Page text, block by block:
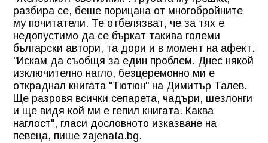
разбира се, беше порицана от многобройните
му почитатели. Те отбелязват, че за тях е
недопустимо да се бъркат такива големи
български автори, та дори и в момент на афект.
"Искам да съобщя за един проблем. Днес някой
изключително нагло, безцеремонно ми е
откраднал книгата "Тютюн" на Димитър Талев.
Ще разровя всички сепарета, чадъри, шезлонги
и ще видя кой ми е гепил книгата. Каква
наглост", гласи дословното изказване на
певеца, пише zajenata.bg.